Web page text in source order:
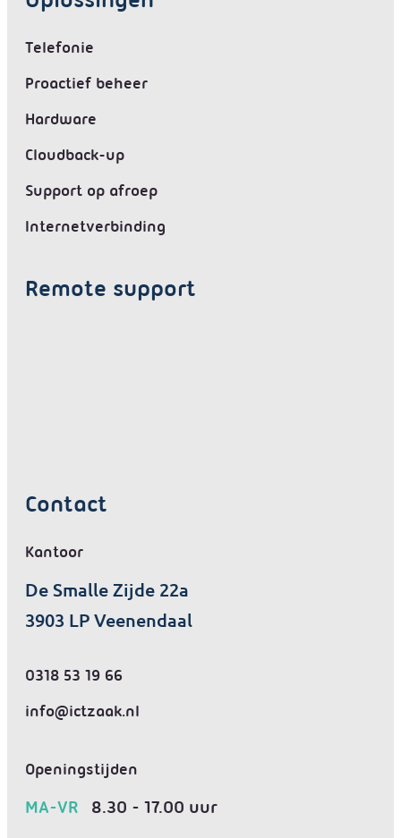
Telefonie
Proactief beheer
Hardware
Cloudback-up
Support op afroep
Internetverbinding
Remote support
Contact
Kantoor
De Smalle Zijde 22a
3903 LP Veenendaal
0318 53 19 66
info@ictzaak.nl
Openingstijden
8.30 - 17.00 uur